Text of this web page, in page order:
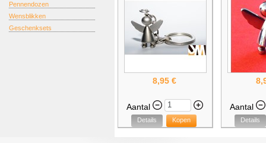
Pennendozen
Wensblikken
Geschenksets
8,95 €
Aantal
Details Kopen
Aantal
Details